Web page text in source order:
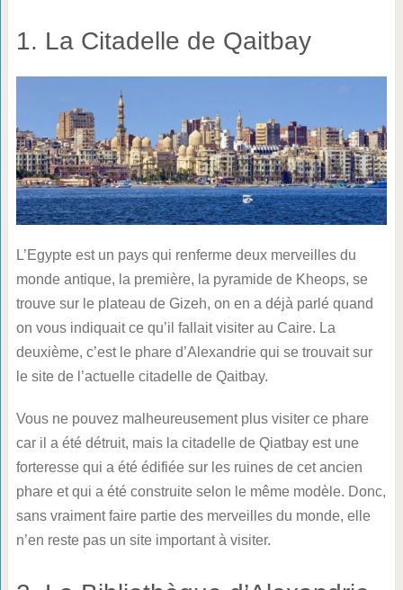
1. La Citadelle de Qaitbay
L’Egypte est un pays qui renferme deux merveilles du
monde antique, la première, la pyramide de Kheops, se
trouve sur le plateau de Gizeh, on en a déjà parlé quand
on vous indiquait ce qu’il fallait visiter au Caire. La
deuxième, c’est le phare d’Alexandrie qui se trouvait sur
le site de l’actuelle citadelle de Qaitbay.
Vous ne pouvez malheureusement plus visiter ce phare
car il a été détruit, mais la citadelle de Qiatbay est une
forteresse qui a été édifiée sur les ruines de cet ancien
phare et qui a été construite selon le même modèle. Donc,
sans vraiment faire partie des merveilles du monde, elle
n’en reste pas un site important à visiter.